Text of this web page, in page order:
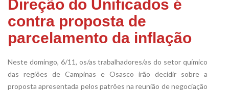
Direção do Unificados é
contra proposta de
parcelamento da inflação
Neste domingo, 6/11, os/as trabalhadores/as do setor químico
das regiões de Campinas e Osasco irão decidir sobre a
proposta apresentada pelos patrões na reunião de negociação